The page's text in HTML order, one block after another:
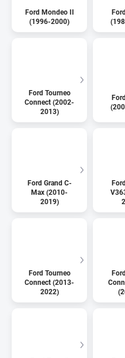
Ford Mondeo II
(1996-2000)
Ford Tourneo
Connect (2002-
2013)
Ford Grand C-
Max (2010-
2019)
Ford Tourneo
Connect (2013-
2022)